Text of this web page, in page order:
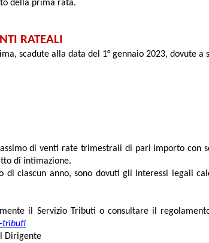
della prima rata.
RATEALI
scadute alla data del 1° gennaio 2023, dovute a
di venti rate trimestrali di pari importo con
di intimazione.
ciascun anno, sono dovuti gli interessi legali
il Servizio Tributi o consultare il
tributi